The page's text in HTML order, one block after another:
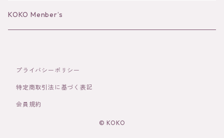
Bracelet／Bangle
Brooch
Hair Accessories
Hat
Socks
KOKO Menber’s
プライバシーポリシー
特定商取引法に基づく表記
会員規約
© KOKO